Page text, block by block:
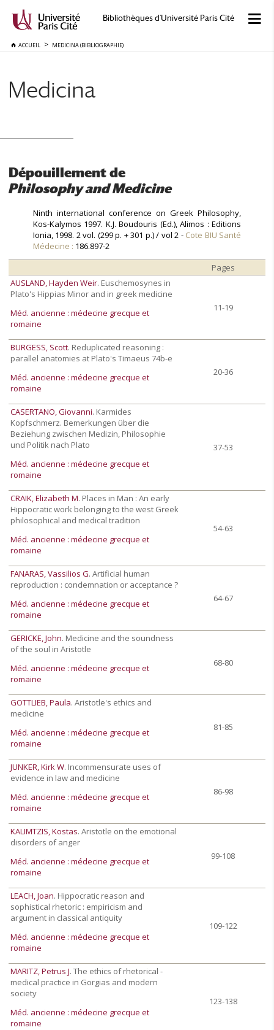
Bibliothèques d'Université Paris Cité
ACCUEIL MEDICINA (BIBLIOGRAPHIE)
Medicina
Dépouillement de
Philosophy and Medicine
Ninth international conference on Greek Philosophy,
Kos-Kalymos 1997. K.J. Boudouris (Ed.), Alimos : Editions
Ionia, 1998. 2 vol. (299 p. + 301 p.) / vol 2 - Cote BIU Santé
Médecine : 186.897-2
Pages
AUSLAND, Hayden Weir. Euschemosynes in
Plato's Hippias Minor and in greek medicine
Méd. ancienne : médecine grecque et
romaine
11-19
BURGESS, Scott. Reduplicated reasoning :
parallel anatomies at Plato's Timaeus 74b-e
Méd. ancienne : médecine grecque et
romaine
20-36
CASERTANO, Giovanni. Karmides
Kopfschmerz. Bemerkungen über die
Beziehung zwischen Medizin, Philosophie
und Politik nach Plato
Méd. ancienne : médecine grecque et
romaine
37-53
CRAIK, Elizabeth M. Places in Man : An early
Hippocratic work belonging to the west Greek
philosophical and medical tradition
Méd. ancienne : médecine grecque et
romaine
54-63
FANARAS, Vassilios G. Artificial human
reproduction : condemnation or acceptance ?
Méd. ancienne : médecine grecque et
romaine
64-67
GERICKE, John. Medicine and the soundness
of the soul in Aristotle
Méd. ancienne : médecine grecque et
romaine
68-80
GOTTLIEB, Paula. Aristotle's ethics and
medicine
Méd. ancienne : médecine grecque et
romaine
81-85
JUNKER, Kirk W. Incommensurate uses of
evidence in law and medicine
Méd. ancienne : médecine grecque et
romaine
86-98
KALIMTZIS, Kostas. Aristotle on the emotional
disorders of anger
Méd. ancienne : médecine grecque et
romaine
99-108
LEACH, Joan. Hippocratic reason and
sophistical rhetoric : empiricism and
argument in classical antiquity
Méd. ancienne : médecine grecque et
romaine
109-122
MARITZ, Petrus J. The ethics of rhetorical -
medical practice in Gorgias and modern
society
Méd. ancienne : médecine grecque et
romaine
123-138